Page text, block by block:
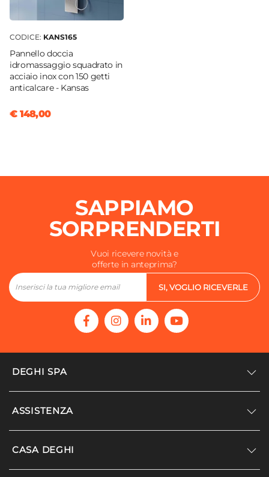
CODICE: KANS165
Pannello doccia
idromassaggio squadrato in
acciaio inox con 150 getti
anticalcare - Kansas
€ 148,00
SAPPIAMO
SORPRENDERTI
Vuoi ricevere novità e
offerte in anteprima?
SI, VOGLIO RICEVERLE
DEGHI SPA
Accedi/Registrati
ASSISTENZA
Supporto
CASA DEGHI